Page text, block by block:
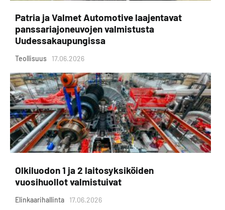
Patria ja Valmet Automotive laajentavat
panssariajoneuvojen valmistusta
Uudessakaupungissa
Teollisuus 17.06.2026
Olkiluodon 1 ja 2 laitosyksiköiden
vuosihuollot valmistuivat
Elinkaarihallinta 17.06.2026